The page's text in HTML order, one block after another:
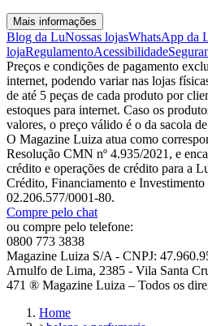
Mais informações
Blog da LuNossas lojasWhatsApp da
lojaRegulamentoAcessibilidade
Preços e condições de pagamento
internet, podendo variar nas lojas
de até 5 peças de cada produto por
estoques para internet. Caso os
valores, o preço válido é o da sacola
O Magazine Luiza atua como
Resolução CMN nº 4.935/2021, e
crédito e operações de crédito para a
Crédito, Financiamento e
02.206.577/0001-80.
Compre pelo chat
ou compre pelo telefone:
0800 773 3838
Magazine Luiza S/A - CNPJ:
Arnulfo de Lima, 2385 - Vila Santa
471 ® Magazine Luiza – Todos os
Home